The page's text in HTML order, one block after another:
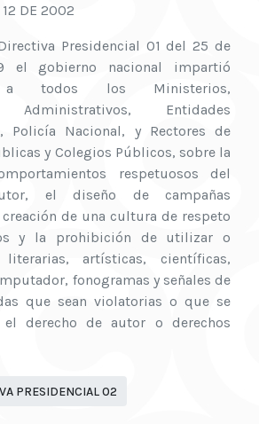
12 DE 2002
Presidencial 01 del 25 de
el gobierno nacional impartió
a todos los Ministerios,
Administrativos, Entidades
Policía Nacional, y Rectores de
y Colegios Públicos, sobre la
respetuosos del
el diseño de campañas
creación de una cultura de respeto
y la prohibición de utilizar o
artísticas, científicas,
fonogramas y señales de
que sean violatorias o que se
derecho de autor o derechos
PRESIDENCIAL 02